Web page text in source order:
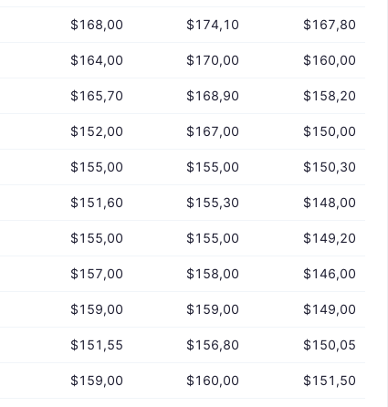
$168,00 $174,10 $167,80
$164,00 $170,00 $160,00
$165,70 $168,90 $158,20
$152,00 $167,00 $150,00
$155,00 $155,00 $150,30
$151,60 $155,30 $148,00
$155,00 $155,00 $149,20
$157,00 $158,00 $146,00
$159,00 $159,00 $149,00
$151,55 $156,80 $150,05
$159,00 $160,00 $151,50